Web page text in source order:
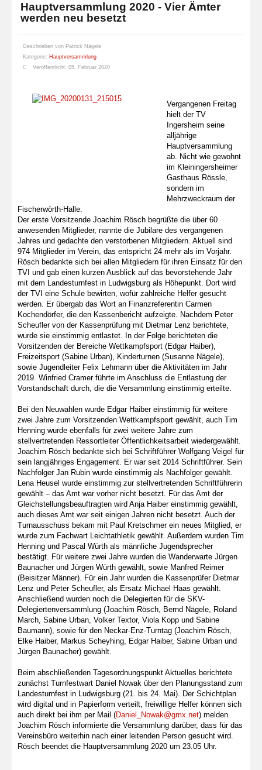
Hauptversammlung 2020 - Vier Ämter
werden neu besetzt
Geschrieben von Patrick Nägele
Kategorie: Hauptversammlung
Veröffentlicht: 05. Februar 2020
Vergangenen Freitag
hielt der TV
Ingersheim seine
alljährige
Hauptversammlung
ab. Nicht wie gewohnt
im Kleiningersheimer
Gasthaus Rössle,
sondern im
Mehrzweckraum der
Fischerwörth-Halle.
Der erste Vorsitzende Joachim Rösch begrüßte die über 60
anwesenden Mitglieder, nannte die Jubilare des vergangenen
Jahres und gedachte den verstorbenen Mitgliedern. Aktuell sind
974 Mitglieder im Verein, das entspricht 24 mehr als im Vorjahr.
Rösch bedankte sich bei allen Mitgliedern für ihren Einsatz für den
TVI und gab einen kurzen Ausblick auf das bevorstehende Jahr
mit dem Landesturnfest in Ludwigsburg als Höhepunkt. Dort wird
der TVI eine Schule bewirten, wofür zahlreiche Helfer gesucht
werden. Er übergab das Wort an Finanzreferentin Carmen
Kochendörfer, die den Kassenbericht aufzeigte. Nachdem Peter
Scheufler von der Kassenprüfung mit Dietmar Lenz berichtete,
wurde sie einstimmig entlastet. In der Folge berichteten die
Vorsitzenden der Bereiche Wettkampfsport (Edgar Haiber),
Freizeitsport (Sabine Urban), Kinderturnen (Susanne Nägele),
sowie Jugendleiter Felix Lehmann über die Aktivitäten im Jahr
2019. Winfried Cramer führte im Anschluss die Entlastung der
Vorstandschaft durch, die die Versammlung einstimmig erteilte.
Bei den Neuwahlen wurde Edgar Haiber einstimmig für weitere
zwei Jahre zum Vorsitzenden Wettkampfsport gewählt, auch Tim
Henning wurde ebenfalls für zwei weitere Jahre zum
stellvertretenden Ressortleiter Öffentlichkeitsarbeit wiedergewählt.
Joachim Rösch bedankte sich bei Schriftführer Wolfgang Veigel für
sein langjähriges Engagement. Er war seit 2014 Schriftführer. Sein
Nachfolger Jan Rubin wurde einstimmig als Nachfolger gewählt.
Lena Heusel wurde einstimmig zur stellvertretenden Schriftführerin
gewählt – das Amt war vorher nicht besetzt. Für das Amt der
Gleichstellungsbeauftragten wird Anja Haiber einstimmig gewählt,
auch dieses Amt war seit einigen Jahren nicht besetzt. Auch der
Turnausschuss bekam mit Paul Kretschmer ein neues Mitglied, er
wurde zum Fachwart Leichtathletik gewählt. Außerdem wurden Tim
Henning und Pascal Würth als männliche Jugendsprecher
bestätigt. Für weitere zwei Jahre wurden die Wanderwarte Jürgen
Baunacher und Jürgen Würth gewählt, sowie Manfred Reimer
(Beisitzer Männer). Für ein Jahr wurden die Kassenprüfer Dietmar
Lenz und Peter Scheufler, als Ersatz Michael Haas gewählt.
Anschließend wurden noch die Delegierten für die SKV-
Delegiertenversammlung (Joachim Rösch, Bernd Nägele, Roland
March, Sabine Urban, Volker Textor, Viola Kopp und Sabine
Baumann), sowie für den Neckar-Enz-Turntag (Joachim Rösch,
Elke Haiber, Markus Scheyhing, Edgar Haiber, Sabine Urban und
Jürgen Baunacher) gewählt.
Beim abschließenden Tagesordnungspunkt Aktuelles berichtete
zunächst Turnfestwart Daniel Nowak über den Planungsstand zum
Landesturnfest in Ludwigsburg (21. bis 24. Mai). Der Schichtplan
wird digital und in Papierform verteilt, freiwillige Helfer können sich
auch direkt bei ihm per Mail (Daniel_Nowak@gmx.net) melden.
Joachim Rösch informierte die Versammlung darüber, dass für das
Vereinsbüro weiterhin nach einer leitenden Person gesucht wird.
Rösch beendet die Hauptversammlung 2020 um 23.05 Uhr.